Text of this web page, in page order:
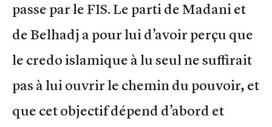
passe par le FIS. Le parti de Madani et
de Belhadj a pour lui d’avoir perçu que
le credo islamique à lu seul ne suffirait
pas à lui ouvrir le chemin du pouvoir, et
que cet objectif dépend d’abord et